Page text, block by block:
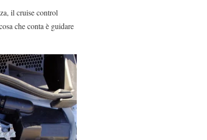
il cruise control
che conta è guidare